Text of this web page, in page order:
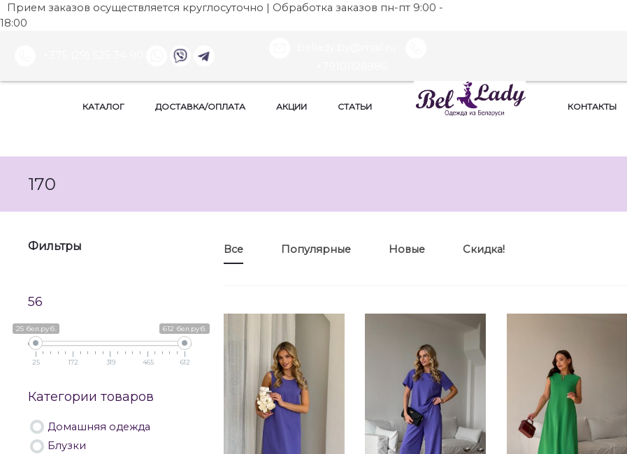
Прием заказов осуществляется круглосуточно | Обработка заказов пн-пт 9:00 -
18:00
КАТАЛОГ ДОСТАВКА/ОПЛАТА АКЦИИ СТАТЬИ КОНТАКТЫ
170
Все Популярные Новые Скидка!
Фильтры
56
25 бел.руб. 612 бел.руб.
25 172 319 465 612
Категории товаров
Домашняя одежда
Блузки